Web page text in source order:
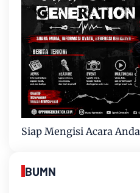
Siap Mengisi Acara Anda
BUMN